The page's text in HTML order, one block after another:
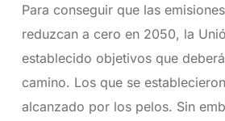
Para conseguir que las
reduzcan a cero en 2050, la
establecido objetivos que
camino. Los que se
alcanzado por los pelos. Sin